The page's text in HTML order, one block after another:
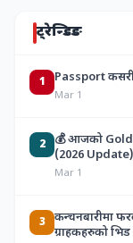
ट्रेन्डिङ
1 Passport
Mar 1
2
💰 आजको Gold
(2026 Update)
Mar 1
3
कन्चनबारीमा
ग्राहकहरुको भिड